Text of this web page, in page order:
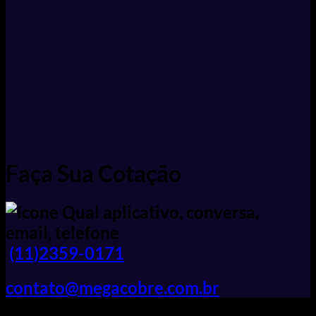
Faça Sua Cotação
(11)2359-0171
contato@megacobre.com.br